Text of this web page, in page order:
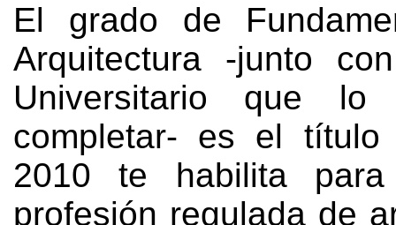
El grado de
Arquitectura -junto
Universitario que
completar- es el título
2010te habilita
profesión regulada de